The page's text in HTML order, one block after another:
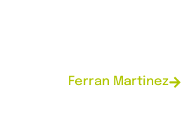
Ferran Martinez